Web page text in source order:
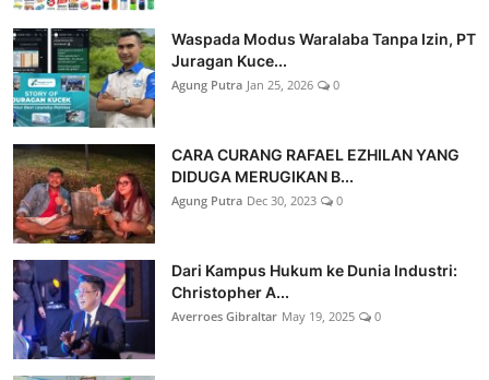
Waspada Modus Waralaba Tanpa Izin, PT
Juragan Kuce...
Agung Putra Jan 25, 2026 0
CARA CURANG RAFAEL EZHILAN YANG
DIDUGA MERUGIKAN B...
Agung Putra Dec 30, 2023 0
Dari Kampus Hukum ke Dunia Industri:
Christopher A...
Averroes Gibraltar May 19, 2025 0